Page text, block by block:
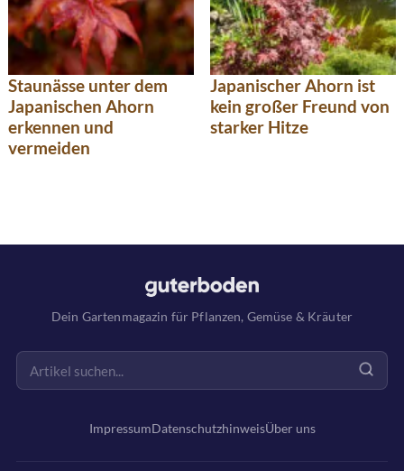
Staunässe unter dem
Japanischen Ahorn
erkennen und
vermeiden
Japanischer Ahorn ist
kein großer Freund von
starker Hitze
Dein Gartenmagazin für Pflanzen, Gemüse & Kräuter
ImpressumDatenschutzhinweisÜber uns